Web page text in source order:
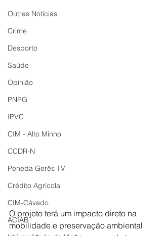
Outras Notícias
Crime
Desporto
Saúde
Opinião
PNPG
IPVC
CIM - Alto Minho
CCDR-N
Peneda Gerês TV
Crédito Agrícola
CIM-Cávado
ACIAB
O projeto terá um impacto direto na
mobilidade e preservação ambiental